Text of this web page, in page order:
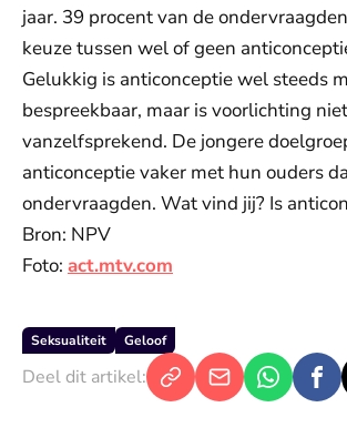
jaar. 39 procent van de
keuze tussen wel of geen
Gelukkig is anticonceptie wel steeds
bespreekbaar, maar is voorlichting niet
vanzelfsprekend. De jongere
anticonceptie vaker met hun ouders
ondervraagden. Wat vind jij? Is
Bron: NPV
Foto: act.mtv.com
Seksualiteit Geloof
Deel dit artikel: